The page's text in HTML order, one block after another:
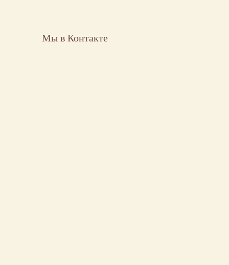
Мы в Контакте